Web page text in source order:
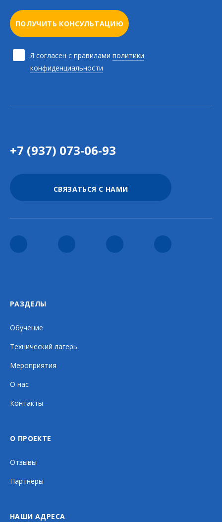
ПОЛУЧИТЬ КОНСУЛЬТАЦИЮ
Я согласен с правилами политики
конфиденциальности
+7 (937) 073-06-93
СВЯЗАТЬСЯ С НАМИ
РАЗДЕЛЫ
Обучение
Технический лагерь
Мероприятия
О нас
Контакты
О ПРОЕКТЕ
Отзывы
Партнеры
НАШИ АДРЕСА